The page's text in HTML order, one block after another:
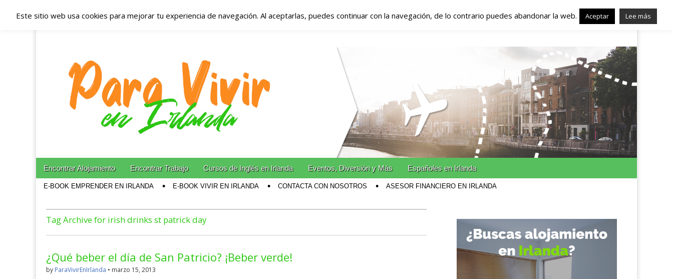
Españoles en Irlanda – Vivir en Irlanda – Trabajo en
Irlanda – Alojamiento en Irlanda
Blog dedicado a los que viven, estudian y trabajan en Irlanda!
Main menu
Skip to content
Encontrar Alojamiento Encontrar Trabajo Cursos de Inglés en Irlanda Eventos, Diversión y Más Españoles en Irlanda
E-BOOK EMPRENDER EN IRLANDA E-BOOK VIVIR EN IRLANDA CONTACTA CON NOSOTROS ASESOR FINANCIERO EN IRLANDA
Tag Archive for irish drinks st patrick day
¿Qué beber el día de San Patricio? ¡Beber verde!
by ParaVivirEnIrlanda • marzo 15, 2013
Este sitio web usa cookies para mejorar tu experiencia de navegación. Al aceptarlas, puedes continuar con la navegación, de lo contrario puedes abandonar la web. Aceptar Lee más